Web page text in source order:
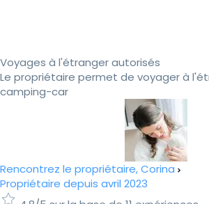
Voyages à l'étranger autorisés
Le propriétaire permet de voyager à
camping-car
Rencontrez le propriétaire, Corina
Propriétaire depuis avril 2023